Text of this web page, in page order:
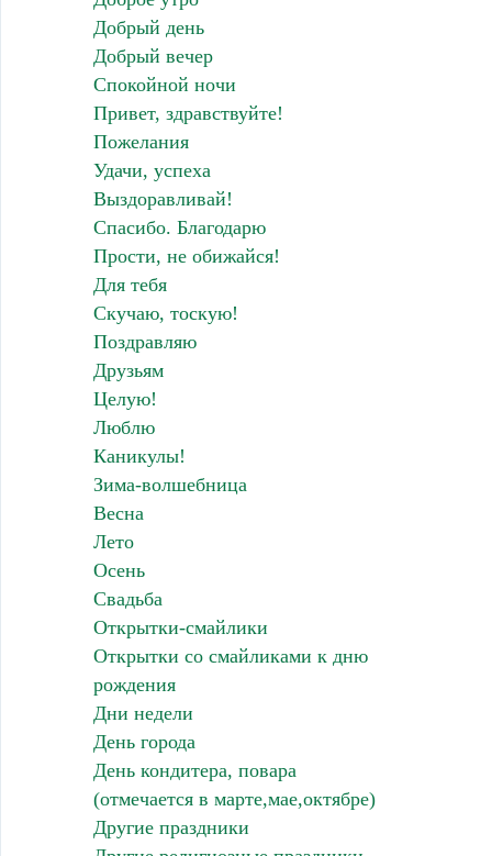
Добрый день
Добрый вечер
Спокойной ночи
Привет, здравствуйте!
Пожелания
Удачи, успеха
Выздоравливай!
Спасибо. Благодарю
Прости, не обижайся!
Для тебя
Скучаю, тоскую!
Поздравляю
Друзьям
Целую!
Люблю
Каникулы!
Зима-волшебница
Весна
Лето
Осень
Свадьба
Открытки-смайлики
Открытки со смайликами к дню
рождения
Дни недели
День города
День кондитера, повара
(отмечается в марте,мае,октябре)
Другие праздники